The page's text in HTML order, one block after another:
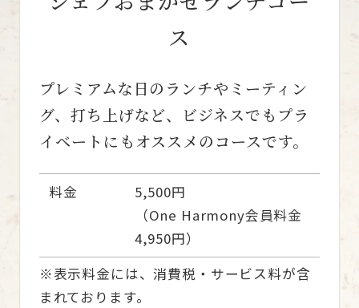
ス
プレミアムな日のランチやミーティン
グ、打ち上げなど、 ビジネスでもプラ
イベートにもオススメのコースです。
料金
5,500円
（One Harmony会員料金
4,950円）
※表示料金には、消費税・サービス料が含
まれております。